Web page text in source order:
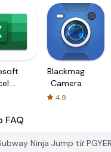
Blackmagic
Camera
4.9
FAQ
Ninja Jump từ PGYER